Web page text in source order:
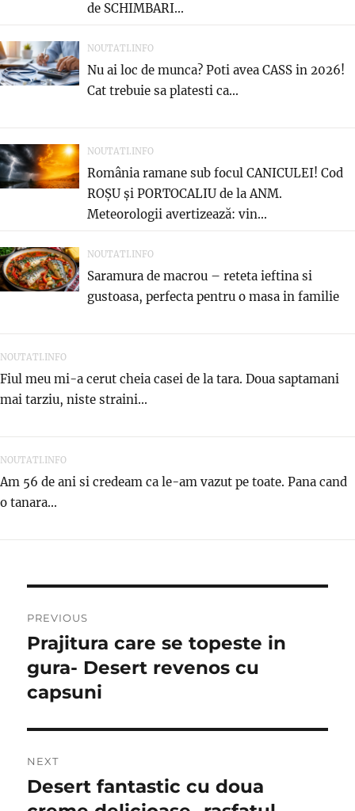
de SCHIMBARI...
NOUTATI.INFO
Nu ai loc de munca? Poti avea CASS in 2026!
Cat trebuie sa platesti ca...
NOUTATI.INFO
România ramane sub focul CANICULEI! Cod
ROȘU și PORTOCALIU de la ANM.
Meteorologii avertizează: vin...
NOUTATI.INFO
Saramura de macrou – reteta ieftina si
gustoasa, perfecta pentru o masa in familie
NOUTATI.INFO
Fiul meu mi-a cerut cheia casei de la tara. Doua saptamani
mai tarziu, niste straini...
NOUTATI.INFO
Am 56 de ani si credeam ca le-am vazut pe toate. Pana cand
o tanara...
navigation
PREVIOUS
Previous
post:
Prajitura care se topeste in
gura- Desert revenos cu
capsuni
NEXT
Next
post:
Desert fantastic cu doua